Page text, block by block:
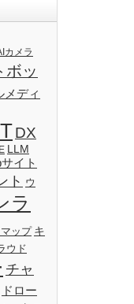
カメラ
ボッ
メディ
DX
LLM
イト
ト ウ
ラ
ップ キ
ウド
チャ
ドロー